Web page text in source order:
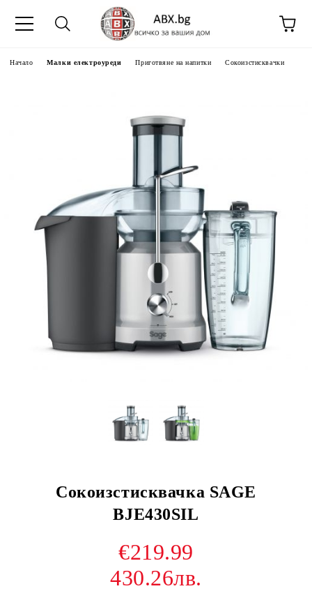
Начало Малки електроуреди Приготвяне на напитки Сокоизстисквачки
Сокоизстисквачка SAGE
BJE430SIL
€219.99
430.26лв.